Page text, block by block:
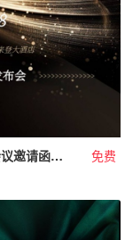
高端大气会议邀请函新品发布年会宴请招商加盟年会请柬 免费